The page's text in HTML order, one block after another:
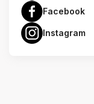
Facebook
Instagram